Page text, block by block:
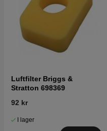
Luftfilter Briggs &
Stratton 698369
92 kr
I lager